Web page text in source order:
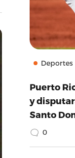
Deportes
Puerto
y
Santo
0